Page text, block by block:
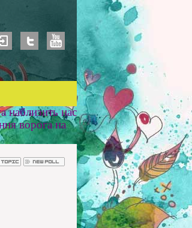
наблизить нас
ворога на